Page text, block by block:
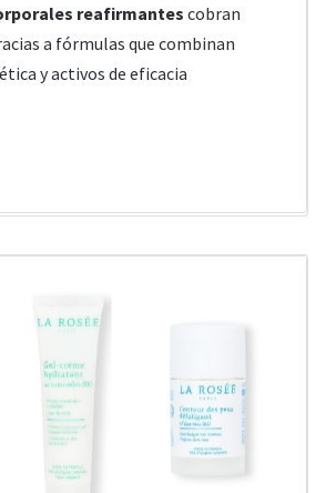
reafirmantes cobran
a fórmulas que combinan
y activos de eficacia